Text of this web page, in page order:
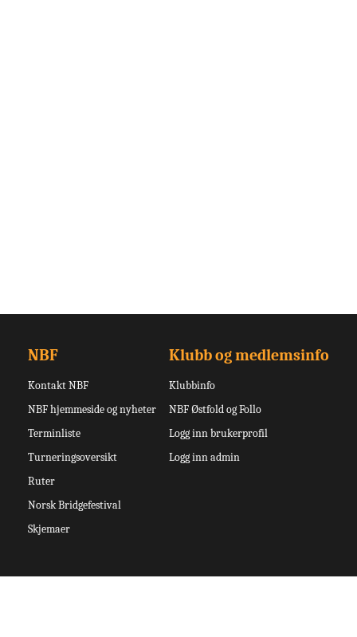
NBF
Kontakt NBF
NBF hjemmeside og nyheter
Terminliste
Turneringsoversikt
Ruter
Norsk Bridgefestival
Skjemaer
Klubb og medlemsinfo
Klubbinfo
NBF Østfold og Follo
Logg inn brukerprofil
Logg inn admin